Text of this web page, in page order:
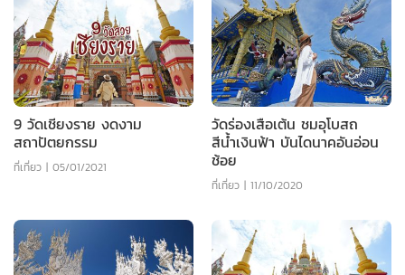
9 วัดเชียงราย งดงาม
สถาปัตยกรรม
ที่เที่ยว | 05/01/2021
วัดร่องเสือเต้น ชมอุโบสถ
สีน้ำเงินฟ้า บันไดนาคอันอ่อน
ช้อย
ที่เที่ยว | 11/10/2020